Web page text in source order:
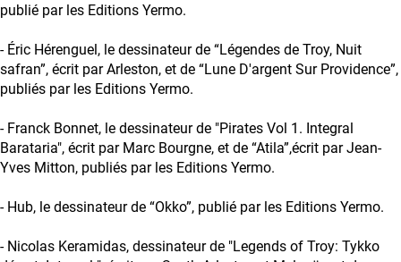
publié par les Editions Yermo.
- Éric Hérenguel, le dessinateur de “Légendes de Troy, Nuit
safran”, écrit par Arleston, et de “Lune D'argent Sur Providence”,
publiés par les Editions Yermo.
- Franck Bonnet, le dessinateur de "Pirates Vol 1. Integral
Barataria", écrit par Marc Bourgne, et de “Atila”,écrit par Jean-
Yves Mitton, publiés par les Editions Yermo.
- Hub, le dessinateur de “Okko”, publié par les Editions Yermo.
- Nicolas Keramidas, dessinateur de "Legends of Troy: Tykko